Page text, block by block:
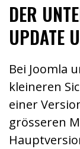
DER
UPDATE
Bei Joomla
kleineren
einer
grösseren